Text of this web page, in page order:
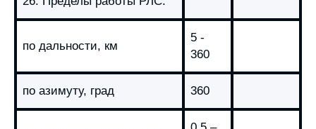
по дальности, км
5 -
360
по азимуту, град 360